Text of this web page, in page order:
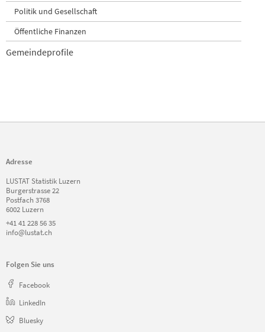
Politik und Gesellschaft
Öffentliche Finanzen
Gemeindeprofile
Adresse
LUSTAT Statistik Luzern
Burgerstrasse 22
Postfach 3768
6002 Luzern
+41 41 228 56 35
info@lustat.ch
Folgen Sie uns
Facebook
LinkedIn
Bluesky